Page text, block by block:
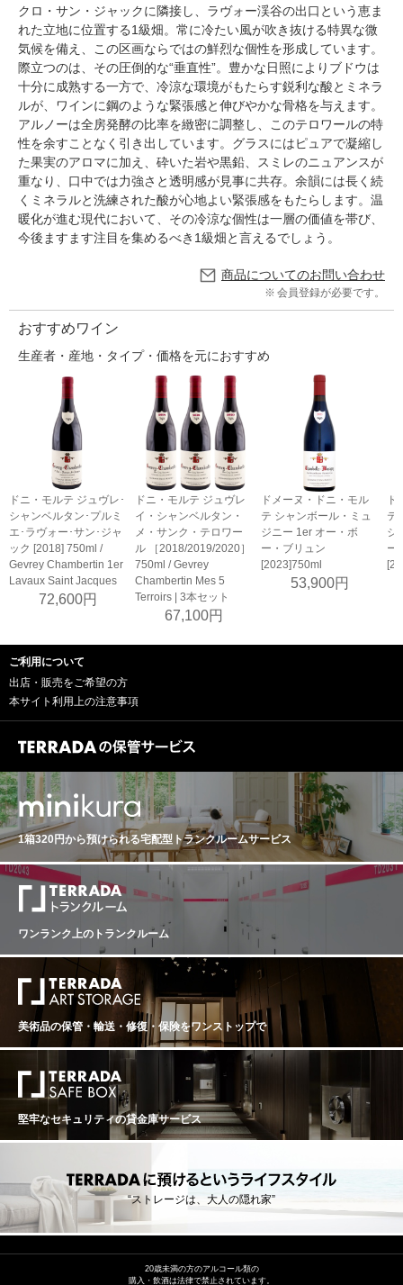
クロ・サン・ジャックに隣接し、ラヴォー渓谷の出口という恵ま
れた立地に位置する1級畑。常に冷たい風が吹き抜ける特異な微
気候を備え、この区画ならではの鮮烈な個性を形成しています。
際立つのは、その圧倒的な“垂直性”。豊かな日照によりブドウは
十分に成熟する一方で、冷涼な環境がもたらす鋭利な酸とミネラ
ルが、ワインに鋼のような緊張感と伸びやかな骨格を与えます。
アルノーは全房発酵の比率を緻密に調整し、このテロワールの特
性を余すことなく引き出しています。グラスにはピュアで凝縮し
た果実のアロマに加え、砕いた岩や黒鉛、スミレのニュアンスが
重なり、口中では力強さと透明感が見事に共存。余韻には長く続
くミネラルと洗練された酸が心地よい緊張感をもたらします。温
暖化が進む現代において、その冷涼な個性は一層の価値を帯び、
今後ますます注目を集めるべき1級畑と言えるでしょう。
商品についてのお問い合わせ
会員登録が必要です。
おすすめワイン
生産者・産地・タイプ・価格を元におすすめ
ドニ・モルテ ジュヴレ･
シャンベルタン･プルミ
エ･ラヴォー･サン･ジャ
ック [2018] 750ml /
Gevrey Chambertin 1er
Lavaux Saint Jacques
72,600円
ドニ・モルテ ジュヴレ
イ・シャンベルタン・
メ・サンク・テロワー
ル ［2018/2019/2020］
750ml / Gevrey
Chambertin Mes 5
Terroirs | 3本セット
67,100円
ドメーヌ・ドニ・モル
テ シャンボール・ミュ
ジニー 1er オー・ボ
ー・ブリュン
[2023]750ml
53,900円
ド
テ
ジ
ー
ご利用について
出店・販売をご希望の方
本サイト利用上の注意事項
1箱320円から預けられる宅配型トランクルームサービス
ワンランク上のトランクルーム
美術品の保管・輸送・修復・保険をワンストップで
堅牢なセキュリティの貸金庫サービス
“ストレージは、大人の隠れ家”
20歳未満の方のアルコール類の
購入・飲酒は法律で禁止されています。